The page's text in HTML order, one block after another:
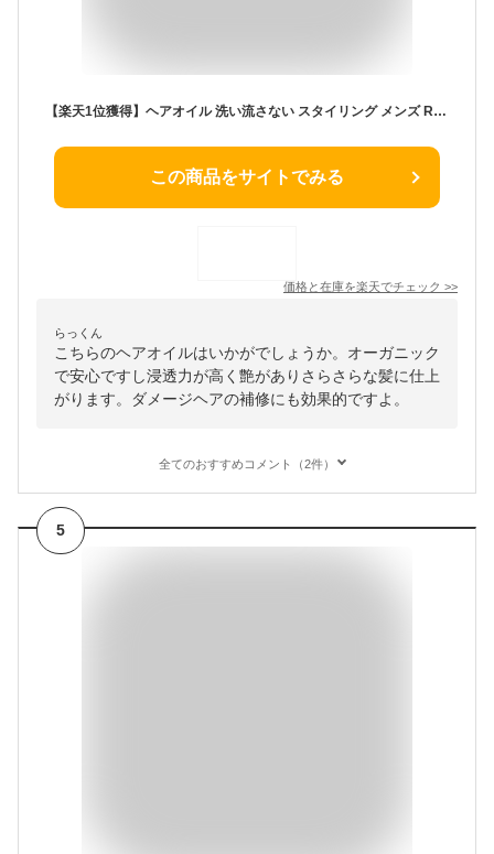
【楽天1位獲得】ヘアオイル 洗い流さない スタイリング メンズ REVUM リビューム 100mL 洗い流さないトリートメント オーガニック 男性 しっとり 香り ダメージ トリートメント クセ毛 寝ぐせ ダメージケア ダメージヘア 補修 髪 痛み ギフト
この商品をサイトでみる
価格と在庫を楽天でチェック >>
らっくん
こちらのヘアオイルはいかがでしょうか。オーガニック
で安心ですし浸透力が高く艶がありさらさらな髪に仕上
がります。ダメージヘアの補修にも効果的ですよ。
全てのおすすめコメント（2件）
5